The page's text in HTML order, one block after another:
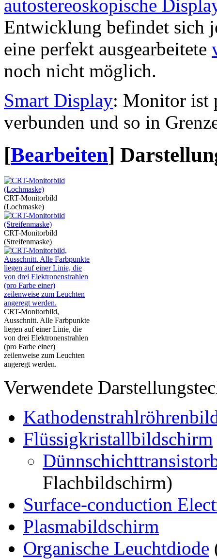
autostereoskopische
Entwicklung befindet sich
eine perfekt ausgearbeitete
noch nicht möglich.
Smart Display: Monitor ist
verbunden und so in
[Bearbeiten]
CRT-Monitorbild
(Lochmaske)
CRT-Monitorbild
(Streifenmaske)
CRT-Monitorbild,
Ausschnitt. Alle Farbpunkte
liegen auf einer Linie, die
von drei Elektronenstrahlen
(pro Farbe einer)
zeilenweise zum Leuchten
angeregt werden.
Verwendete
Flüssigkristallbildschirm
Flachbildschirm)
Surface-conduction
Plasmabildschirm
Organische Leuchtdiode